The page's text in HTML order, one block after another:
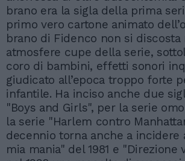
brano era la sigla della prima
primo vero cartone animato
brano di Fidenco non si
atmosfere cupe della serie,
coro di bambini, effetti sonori
giudicato all’epoca troppo forte
infantile. Ha inciso anche due
"Boys and Girls", per la serie
la serie "Harlem contro
decennio torna anche a
mia mania" del 1981 e "Direzione